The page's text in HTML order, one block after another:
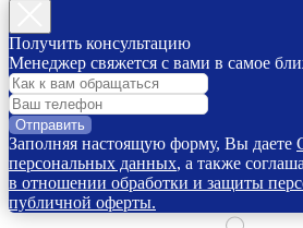
Получить консультацию
Менеджер свяжется с вами в самое
Отправить
Заполняя настоящую форму, Вы даете
персональных данных, а также
в отношении обработки и защиты
публичной оферты.